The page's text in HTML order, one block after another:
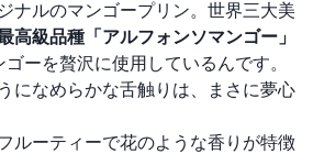
ナルのマンゴープリン。世界三大美
高級品種「アルフォンソマンゴー」
ーを贅沢に使用しているんです。
になめらかな舌触りは、まさに夢心
ルーティーで花のような香りが特徴